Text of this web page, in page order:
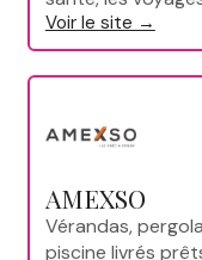
Voir le site →
AMEXSO
Vérandas,
piscine livrés